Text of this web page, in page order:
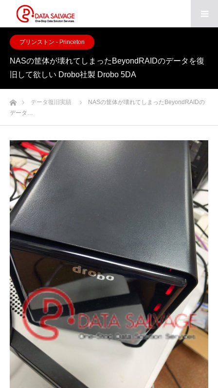
プリンストン - Princeton
NASの筐体が壊れてしまったBeyondRAIDのデータを復
旧して欲しい Drobo社製 Drobo 5DA
ホームデータ復旧実績
NASの筐体が壊れてしまったBeyondRAIDの
データ…